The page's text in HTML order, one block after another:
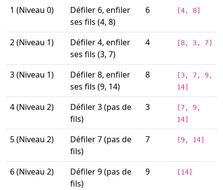
1 (Niveau 0)
Défiler 6, enfiler
ses fils (4, 8)
6 [4, 8]
2 (Niveau 1)
Défiler 4, enfiler
ses fils (3, 7)
4 [8, 3, 7]
3 (Niveau 1)
Défiler 8, enfiler
ses fils (9, 14)
8
[3, 7, 9,
14]
4 (Niveau 2)
Défiler 3 (pas de
fils)
3
[7, 9,
14]
5 (Niveau 2)
Défiler 7 (pas de
fils)
7 [9, 14]
6 (Niveau 2)
Défiler 9 (pas de
fils)
9 [14]